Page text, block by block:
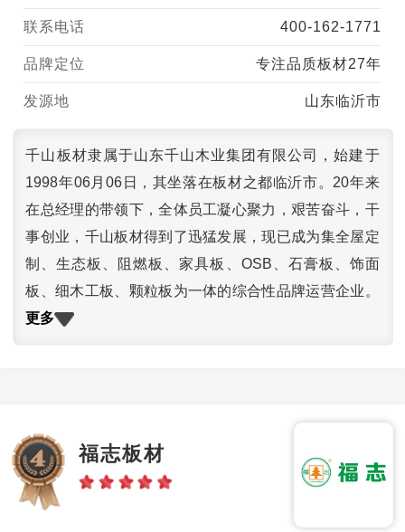
联系电话 400-162-1771
品牌定位 专注品质板材27年
发源地 山东临沂市
千山板材隶属于山东千山木业集团有限公司，始建于
1998年06月06日，其坐落在板材之都临沂市。20年来
在总经理的带领下，全体员工凝心聚力，艰苦奋斗，干
事创业，千山板材得到了迅猛发展，现已成为集全屋定
制、生态板、阻燃板、家具板、OSB、石膏板、饰面
板、细木工板、颗粒板为一体的综合性品牌运营企业。
更多
福志板材